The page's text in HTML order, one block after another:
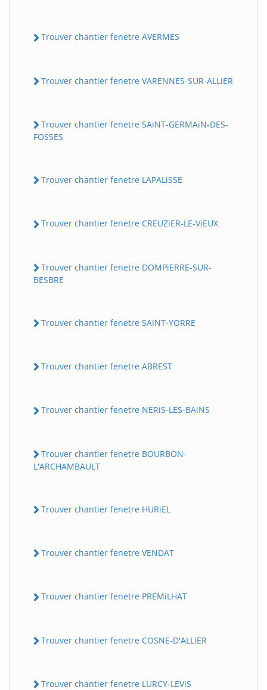
Trouver chantier fenetre AVERMES
Trouver chantier fenetre VARENNES-SUR-ALLiER
Trouver chantier fenetre SAiNT-GERMAiN-DES-
FOSSES
Trouver chantier fenetre LAPALiSSE
Trouver chantier fenetre CREUZiER-LE-ViEUX
Trouver chantier fenetre DOMPiERRE-SUR-
BESBRE
Trouver chantier fenetre SAiNT-YORRE
Trouver chantier fenetre ABREST
Trouver chantier fenetre NERiS-LES-BAiNS
Trouver chantier fenetre BOURBON-
L'ARCHAMBAULT
Trouver chantier fenetre HURiEL
Trouver chantier fenetre VENDAT
Trouver chantier fenetre PREMiLHAT
Trouver chantier fenetre COSNE-D'ALLiER
Trouver chantier fenetre LURCY-LEViS